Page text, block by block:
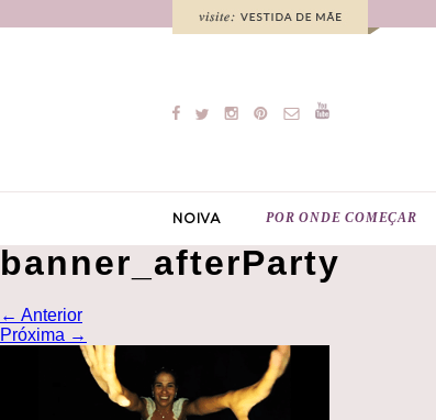
NOIVA POR ONDE COMEÇAR
banner_afterParty
← Anterior
Próxima →